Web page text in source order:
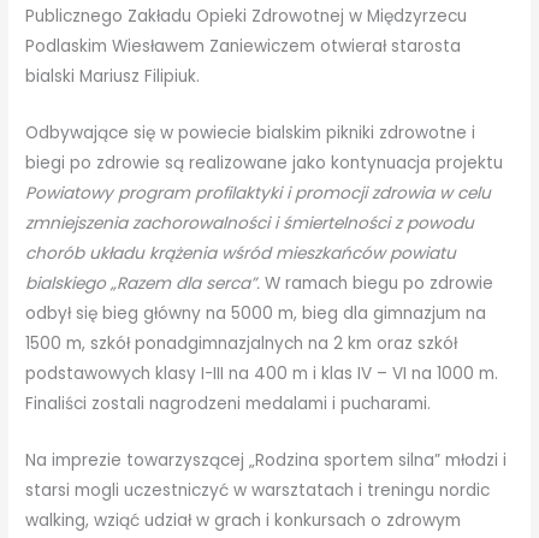
Publicznego Zakładu Opieki Zdrowotnej w Międzyrzecu
Podlaskim Wiesławem Zaniewiczem otwierał starosta
bialski Mariusz Filipiuk.
Odbywające się w powiecie bialskim pikniki zdrowotne i
biegi po zdrowie są realizowane jako kontynuacja projektu
Powiatowy program profilaktyki i promocji zdrowia w celu
zmniejszenia zachorowalności i śmiertelności z powodu
chorób układu krążenia wśród mieszkańców powiatu
bialskiego „Razem dla serca”. W ramach biegu po zdrowie
odbył się bieg główny na 5000 m, bieg dla gimnazjum na
1500 m, szkół ponadgimnazjalnych na 2 km oraz szkół
podstawowych klasy I-III na 400 m i klas IV – VI na 1000 m.
Finaliści zostali nagrodzeni medalami i pucharami.
Na imprezie towarzyszącej „Rodzina sportem silna” młodzi i
starsi mogli uczestniczyć w warsztatach i treningu nordic
walking, wziąć udział w grach i konkursach o zdrowym